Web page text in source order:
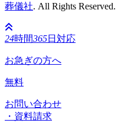
葬儀社. All Rights Reserved.
24時間365日対応
お急ぎの方へ
無料
お問い合わせ
・資料請求